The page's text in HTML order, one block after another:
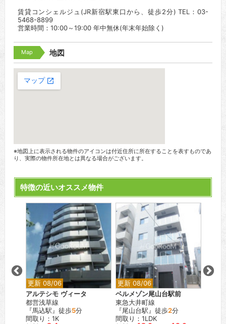
賃貸コンシェルジュ(JR新宿駅東口から、徒歩2分) TEL：03-
5468-8899
営業時間：10:00～19:00 年中無休(年末年始除く)
Map 地図
※地図上に表示される物件のアイコンは付近住所に所在することを表すものであ
り、実際の物件所在地とは異なる場合がございます。
特徴の近いオススメ物件
更新 08/06
アルテシモ ヴィータ
都営浅草線
『馬込駅』徒歩5分
間取り：1K
更新 08/06
ベルメゾン尾山台駅前
東急大井町線
『尾山台駅』徒歩2分
間取り：1LDK
間取